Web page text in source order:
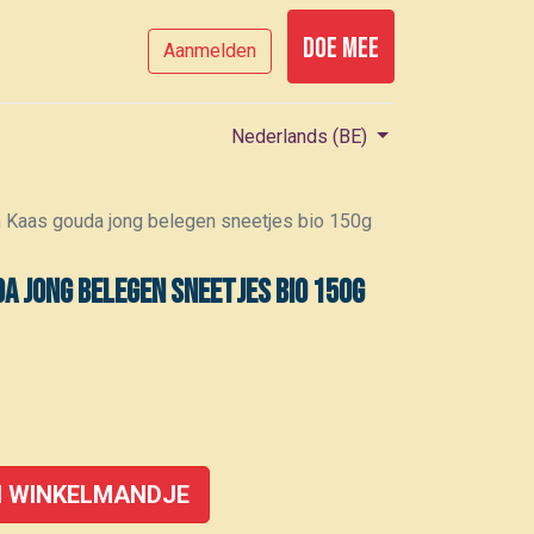
Aanmelden Doe mee
Nederlands (BE)
Kaas gouda jong belegen sneetjes bio 150g
jong belegen sneetjes bio 150g
WINKELMANDJE